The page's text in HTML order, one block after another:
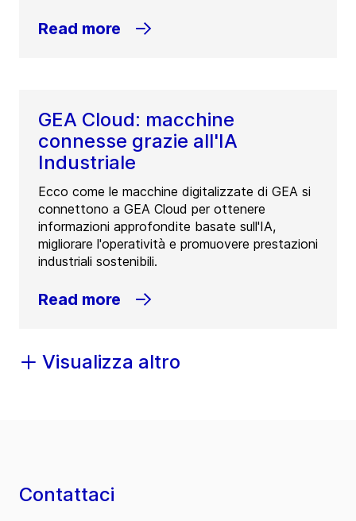
Read more
GEA Cloud: macchine
connesse grazie all'IA
Industriale
Ecco come le macchine digitalizzate di GEA si
connettono a GEA Cloud per ottenere
informazioni approfondite basate sull'IA,
migliorare l'operatività e promuovere prestazioni
industriali sostenibili.
Read more
Visualizza altro
Contattaci